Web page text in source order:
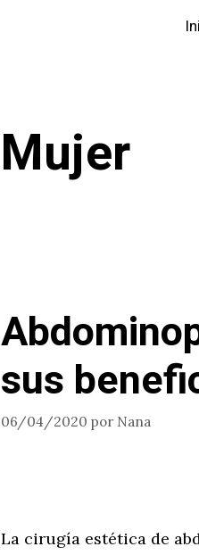
Mujer
sus
06/04/2020 por Nana
La cirugía estética de